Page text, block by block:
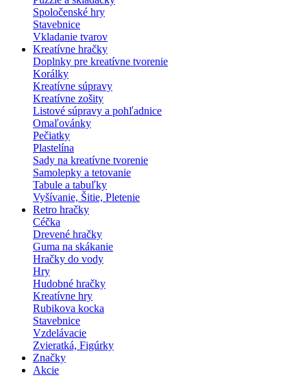
Spoločenské hry
Stavebnice
Vkladanie tvarov
Kreatívne hračky
Doplnky pre kreatívne tvorenie
Korálky
Kreatívne súpravy
Kreatívne zošity
Listové súpravy a pohľadnice
Omaľovánky
Pečiatky
Plastelína
Sady na kreatívne tvorenie
Samolepky a tetovanie
Tabule a tabuľky
Vyšívanie, Šitie, Pletenie
Retro hračky
Céčka
Drevené hračky
Guma na skákanie
Hračky do vody
Hry
Hudobné hračky
Kreatívne hry
Rubikova kocka
Stavebnice
Vzdelávacie
Zvieratká, Figúrky
Značky
Akcie